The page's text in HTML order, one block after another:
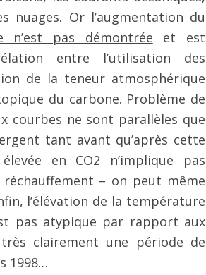
nuages. Or l’augmentation du
n’est pas démontrée et est
entre l’utilisation des
de la teneur atmosphérique
du carbone. Problème de
courbes ne sont parallèles que
tant avant qu’après cette
en CO2 n’implique pas
– on peut même
l’élévation de la température
pas atypique par rapport aux
clairement une période de
1998…